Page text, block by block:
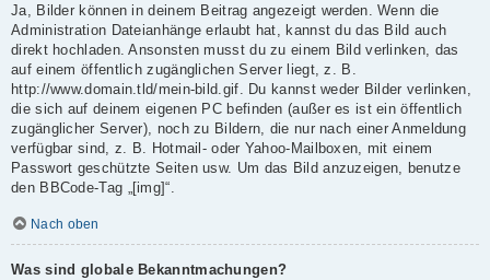
Ja, Bilder können in deinem Beitrag angezeigt werden. Wenn die
Administration Dateianhänge erlaubt hat, kannst du das Bild auch
direkt hochladen. Ansonsten musst du zu einem Bild verlinken, das
auf einem öffentlich zugänglichen Server liegt, z. B.
http://www.domain.tld/mein-bild.gif. Du kannst weder Bilder verlinken,
die sich auf deinem eigenen PC befinden (außer es ist ein öffentlich
zugänglicher Server), noch zu Bildern, die nur nach einer Anmeldung
verfügbar sind, z. B. Hotmail- oder Yahoo-Mailboxen, mit einem
Passwort geschützte Seiten usw. Um das Bild anzuzeigen, benutze
den BBCode-Tag „[img]“.
Nach oben
Was sind globale Bekanntmachungen?